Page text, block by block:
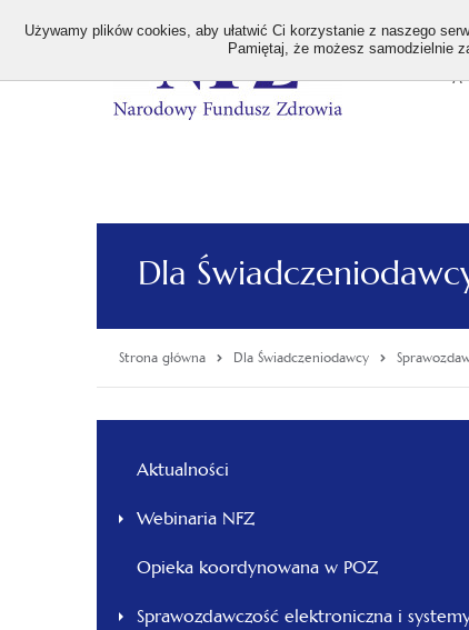
Używamy plików cookies, aby ułatwić Ci korzystanie z naszego
Pamiętaj, że możesz samodzielnie
A
Dla
Strona główna Dla Świadczeniodawcy
Aktualności
Webinaria NFZ
Opieka koordynowana w POZ
Sprawozdawczość elektroniczna i